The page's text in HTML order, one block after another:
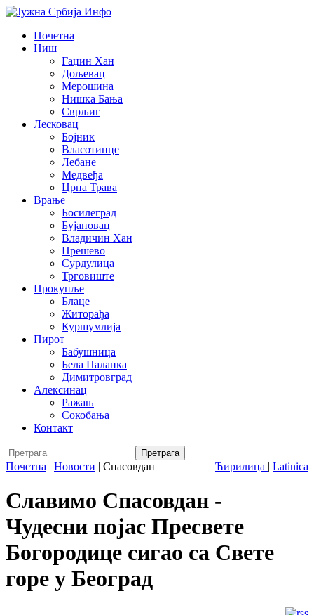
Почетна
Ниш
Гаџин Хан
Дољевац
Мерошина
Нишка Бања
Сврљиг
Лесковац
Бојник
Власотинце
Лебане
Медвеђа
Црна Трава
Врање
Босилеград
Бујановац
Владичин Хан
Прешево
Сурдулица
Трговиште
Прокупље
Блаце
Житорађа
Куршумлија
Пирот
Бабушница
Бела Паланка
Димитровград
Алексинац
Ражањ
Сокобања
Контакт
Ћирилица | Latinica
Почетна | Новости | Спасовдан
Славимо Спасовдан -
Чудесни појас Пресвете
Богородице сигао са Свете
горе у Београд